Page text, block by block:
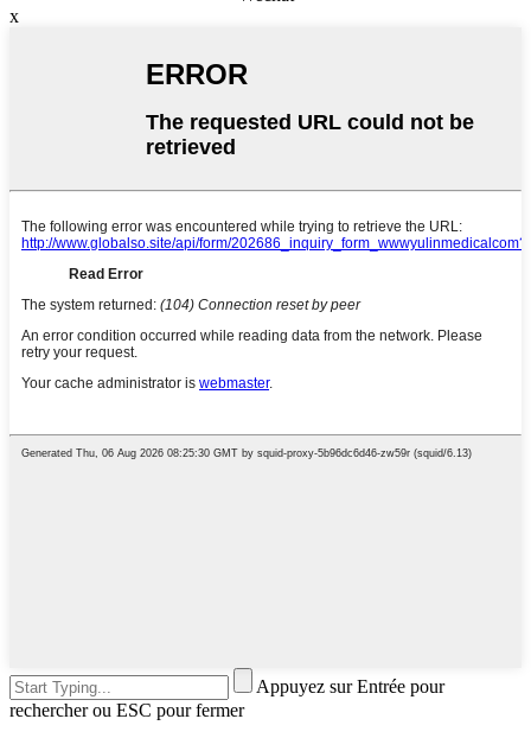
x
Appuyez sur Entrée pour
rechercher ou ESC pour fermer